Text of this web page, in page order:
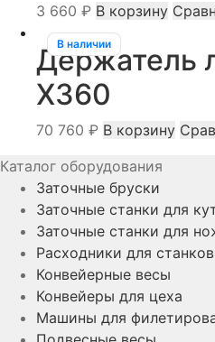
3 660 ₽ В корзину
В наличии
Держатель
Х360
70 760 ₽ В корзину
Каталог оборудования
Заточные бруски
Заточные станки для
Заточные станки для
Расходники для станков
Конвейерные весы
Конвейеры для цеха
Машины для